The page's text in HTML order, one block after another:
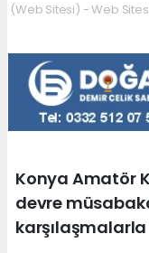
(Web Sitesi) - Web
Konya Amatör
devre
karşılaşmalarla